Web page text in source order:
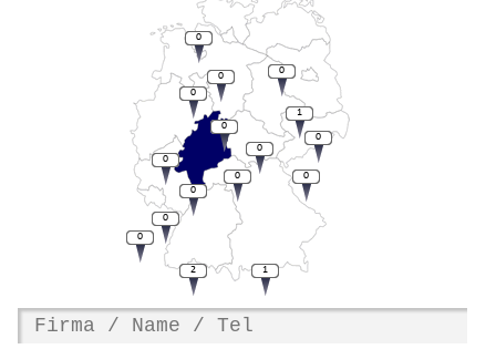
0
0
0
1
0
0
0
0
0
0
0
0
0
2
0
1